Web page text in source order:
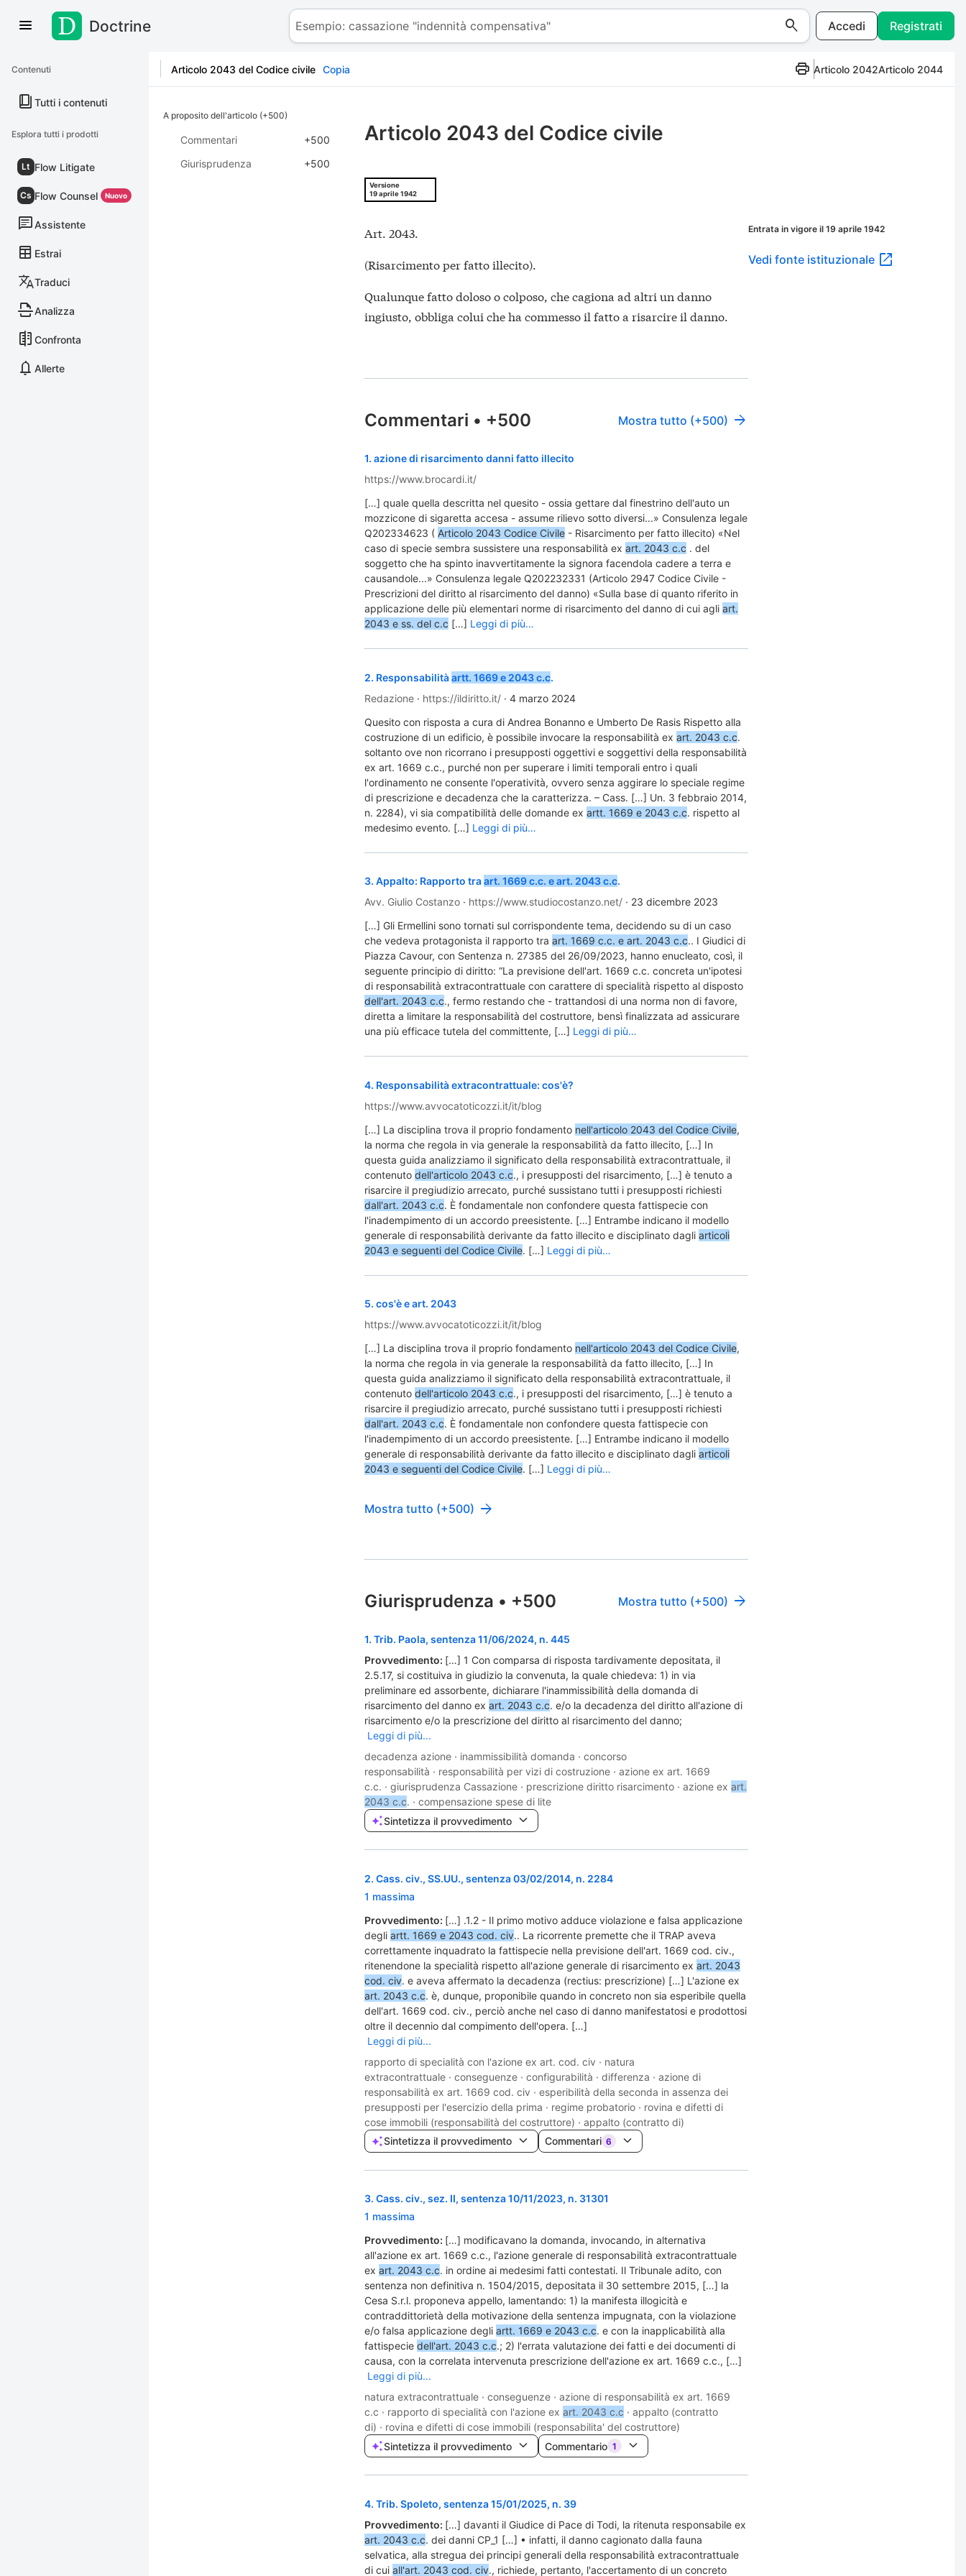
Salta al contenutoDoctrine
Contenuti
Tutti i contenuti
Esplora tutti i prodotti
Lt Flow Litigate
Cs Flow Counsel Nuovo
Assistente
Estrai
Traduci
Analizza
Confronta
Allerte
Accedi Registrati
Articolo 2043 del Codice civile Copia Articolo 2042Articolo 2044
A proposito dell'articolo (+500)
Commentari
+500
Giurisprudenza
+500
Articolo 2043 del Codice civile
Versione
19 aprile 1942
Art. 2043.
(Risarcimento per fatto illecito).
Qualunque fatto doloso o colposo, che cagiona ad altri un danno
ingiusto, obbliga colui che ha commesso il fatto a risarcire il danno.
Entrata in vigore il 19 aprile 1942
Vedi fonte istituzionale
Commentari • +500 Mostra tutto (+500)
1.azione di risarcimento danni fatto illecito
https://www.brocardi.it/
[…] quale quella descritta nel quesito - ossia gettare dal finestrino dell'auto un
mozzicone di sigaretta accesa - assume rilievo sotto diversi...» Consulenza legale
Q202334623 ( Articolo 2043 Codice Civile - Risarcimento per fatto illecito) «Nel
caso di specie sembra sussistere una responsabilità exart. 2043 c.c . del
soggetto che ha spinto inavvertitamente la signora facendola cadere a terra e
causandole...» Consulenza legale Q202232331 (Articolo 2947 Codice Civile -
Prescrizioni del diritto al risarcimento del danno) «Sulla base di quanto riferito in
applicazione delle più elementari norme di risarcimento del danno di cui agliart.
2043 e ss. del c.c […] Leggi di più…
2. Responsabilitàartt. 1669 e 2043 c.c.
Redazione · https://ildiritto.it/ ·4 marzo 2024
Quesito con risposta a cura di Andrea Bonanno e Umberto De Rasis Rispetto alla
costruzione di un edificio, è possibile invocare la responsabilità exart. 2043 c.c.
soltanto ove non ricorrano i presupposti oggettivi e soggettivi della responsabilità
ex art. 1669 c.c., purché non per superare i limiti temporali entro i quali
l'ordinamento ne consente l'operatività, ovvero senza aggirare lo speciale regime
di prescrizione e decadenza che la caratterizza. – Cass. […] Un. 3 febbraio 2014,
n. 2284), vi sia compatibilità delle domande exartt. 1669 e 2043 c.c. rispetto al
medesimo evento. […] Leggi di più…
3.Appalto: Rapporto traart. 1669 c.c. e art. 2043 c.c.
Avv. Giulio Costanzo · https://www.studiocostanzo.net/ · 23 dicembre 2023
[…] Gli Ermellini sono tornati sul corrispondente tema, decidendo su di un caso
che vedeva protagonista il rapporto traart. 1669 c.c. e art. 2043 c.c.. I Giudici di
Piazza Cavour, con Sentenza n. 27385 del 26/09/2023, hanno enucleato, così, il
seguente principio di diritto: “La previsione dell'art. 1669 c.c. concreta un'ipotesi
di responsabilità extracontrattuale con carattere di specialità rispetto al disposto
dell'art. 2043 c.c., fermo restando che - trattandosi di una norma non di favore,
diretta a limitare la responsabilità del costruttore, bensì finalizzata ad assicurare
una più efficace tutela del committente, […] Leggi di più…
4. Responsabilità extracontrattuale: cos'è?
https://www.avvocatoticozzi.it/it/blog
[…] La disciplina trova il proprio fondamento nell'articolo 2043 del Codice Civile,
la norma che regola in via generale la responsabilità da fatto illecito, […] In
questa guida analizziamo il significato della responsabilità extracontrattuale, il
contenutodell'articolo 2043 c.c., i presupposti del risarcimento, […] è tenuto a
risarcire il pregiudizio arrecato, purché sussistano tutti i presupposti richiesti
dall'art. 2043 c.c. È fondamentale non confondere questa fattispecie con
l'inadempimento di un accordo preesistente. […] Entrambe indicano il modello
generale di responsabilità derivante da fatto illecito e disciplinato dagliarticoli
2043 e seguenti del Codice Civile. […] Leggi di più…
5.cos'è e art. 2043
https://www.avvocatoticozzi.it/it/blog
[…] La disciplina trova il proprio fondamento nell'articolo 2043 del Codice Civile,
la norma che regola in via generale la responsabilità da fatto illecito, […] In
questa guida analizziamo il significato della responsabilità extracontrattuale, il
contenutodell'articolo 2043 c.c., i presupposti del risarcimento, […] è tenuto a
risarcire il pregiudizio arrecato, purché sussistano tutti i presupposti richiesti
dall'art. 2043 c.c. È fondamentale non confondere questa fattispecie con
l'inadempimento di un accordo preesistente. […] Entrambe indicano il modello
generale di responsabilità derivante da fatto illecito e disciplinato dagliarticoli
2043 e seguenti del Codice Civile. […] Leggi di più…
Mostra tutto (+500)
Giurisprudenza • +500 Mostra tutto (+500)
1.Trib. Paola, sentenza 11/06/2024, n. 445
Provvedimento: […] 1 Con comparsa di risposta tardivamente depositata, il
2.5.17, si costituiva in giudizio la convenuta, la quale chiedeva: 1) in via
preliminare ed assorbente, dichiarare l'inammissibilità della domanda di
risarcimento del danno exart. 2043 c.c. e/o la decadenza del diritto all'azione di
risarcimento e/o la prescrizione del diritto al risarcimento del danno;
Leggi di più...
decadenza azione · inammissibilità domanda · concorso
responsabilità · responsabilità per vizi di costruzione · azione ex art. 1669
c.c. · giurisprudenza Cassazione · prescrizione diritto risarcimento · azione exart.
2043 c.c. · compensazione spese di lite
Sintetizza il provvedimento
2.Cass. civ., SS.UU., sentenza 03/02/2014, n. 2284
1 massima
Provvedimento: […] .1.2 - Il primo motivo adduce violazione e falsa applicazione
degliartt. 1669 e 2043 cod. civ.. La ricorrente premette che il TRAP aveva
correttamente inquadrato la fattispecie nella previsione dell'art. 1669 cod. civ.,
ritenendone la specialità rispetto all'azione generale di risarcimento exart. 2043
cod. civ. e aveva affermato la decadenza (rectius: prescrizione) […] L'azione ex
art. 2043 c.c. è, dunque, proponibile quando in concreto non sia esperibile quella
dell'art. 1669 cod. civ., perciò anche nel caso di danno manifestatosi e prodottosi
oltre il decennio dal compimento dell'opera. […]
Leggi di più...
rapporto di specialità con l'azione ex art. cod. civ · natura
extracontrattuale · conseguenze · configurabilità · differenza · azione di
responsabilità ex art. 1669 cod. civ · esperibilità della seconda in assenza dei
presupposti per l'esercizio della prima · regime probatorio · rovina e difetti di
cose immobili (responsabilità del costruttore) · appalto (contratto di)
Sintetizza il provvedimento
Commentari 6
3.Cass. civ., sez. II, sentenza 10/11/2023, n. 31301
1 massima
Provvedimento: […] modificavano la domanda, invocando, in alternativa
all'azione ex art. 1669 c.c., l'azione generale di responsabilità extracontrattuale
exart. 2043 c.c. in ordine ai medesimi fatti contestati. Il Tribunale adito, con
sentenza non definitiva n. 1504/2015, depositata il 30 settembre 2015, […] la
Cesa S.r.l. proponeva appello, lamentando: 1) la manifesta illogicità e
contraddittorietà della motivazione della sentenza impugnata, con la violazione
e/o falsa applicazione degliartt. 1669 e 2043 c.c. e con la inapplicabilità alla
fattispeciedell'art. 2043 c.c.; 2) l'errata valutazione dei fatti e dei documenti di
causa, con la correlata intervenuta prescrizione dell'azione ex art. 1669 c.c., […]
Leggi di più...
natura extracontrattuale · conseguenze · azione di responsabilità ex art. 1669
c.c · rapporto di specialità con l'azione exart. 2043 c.c · appalto (contratto
di) · rovina e difetti di cose immobili (responsabilita' del costruttore)
Sintetizza il provvedimento
Commentario 1
4.Trib. Spoleto, sentenza 15/01/2025, n. 39
Provvedimento: […] davanti il Giudice di Pace di Todi, la ritenuta responsabile ex
art. 2043 c.c. dei danni CP_1 […] • infatti, il danno cagionato dalla fauna
selvatica, alla stregua dei principi generali della responsabilità extracontrattuale
di cuiall'art. 2043 cod. civ., richiede, pertanto, l'accertamento di un concreto